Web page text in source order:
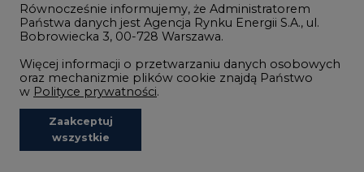
Zielone samorządy
Zielona gospodarka
©2002- 2021 - 2026
REDAKCJA@CIRE.PL
Równocześnie informujemy, że Administratorem
Państwa danych jest Agencja Rynku Energii S.A., ul.
Bobrowiecka 3, 00-728 Warszawa.
Więcej informacji o przetwarzaniu danych osobowych
oraz mechanizmie plików cookie znajdą Państwo
w Polityce prywatności.
Zaakceptuj
wszystkie